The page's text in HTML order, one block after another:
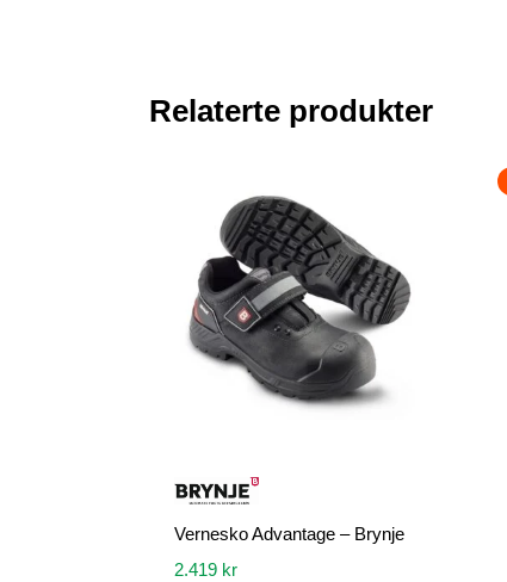
Relaterte produkter
Vernesko Advantage – Brynje
2.419 kr